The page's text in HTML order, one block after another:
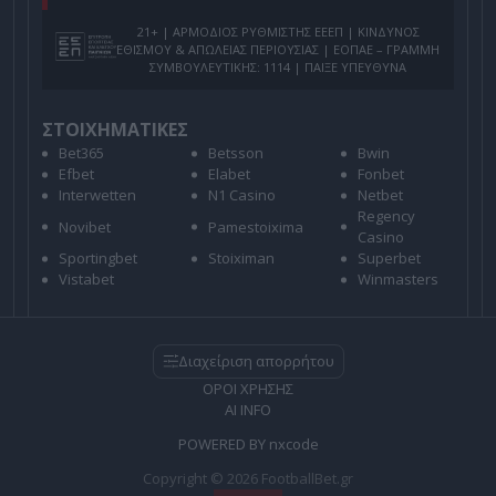
21+ | ΑΡΜΟΔΙΟΣ ΡΥΘΜΙΣΤΗΣ ΕΕΕΠ | ΚΙΝΔΥΝΟΣ
ΕΘΙΣΜΟΥ & ΑΠΩΛΕΙΑΣ ΠΕΡΙΟΥΣΙΑΣ | ΕΟΠΑΕ – ΓΡΑΜΜΗ
ΣΥΜΒΟΥΛΕΥΤΙΚΗΣ: 1114 | ΠΑΙΞΕ ΥΠΕΥΘΥΝΑ
ΣΤΟΙΧΗΜΑΤΙΚΕΣ
Bet365 Betsson
Bwin
Efbet
Elabet
Fonbet
Interwetten
N1 Casino
Netbet
Novibet
Pamestoixima
Regency
Casino
Sportingbet
Stoiximan
Superbet
Vistabet
Winmasters
Διαχείριση απορρήτου
ΟΡΟΙ ΧΡΗΣΗΣ
AI INFO
POWERED BY nxcode
Copyright © 2026 FootballBet.gr